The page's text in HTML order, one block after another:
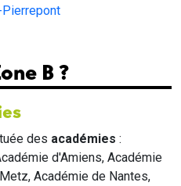
B ?
des académies :
d'Amiens, Académie
Académie de Nantes,